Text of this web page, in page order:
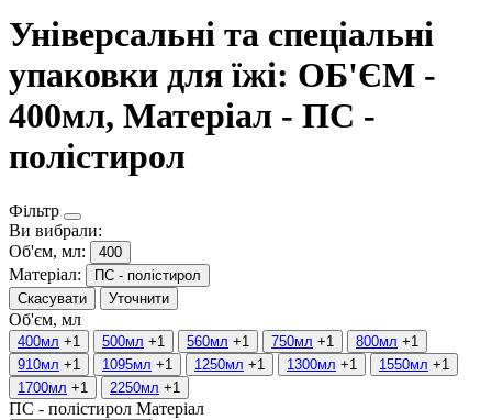
Універсальні та спеціальні
упаковки для їжі: ОБ'ЄМ -
400мл, Матеріал - ПС -
полістирол
Фільтр
Ви вибрали:
Об'єм, мл:
400
Матеріал:
ПС - полістирол
Скасувати
Уточнити
Об'єм, мл
400мл +1 500мл +1 560мл +1 750мл +1 800мл +1
910мл +1 1095мл +1 1250мл +1 1300мл +1 1550мл +1
1700мл +1 2250мл +1
ПС - полістирол Матеріал